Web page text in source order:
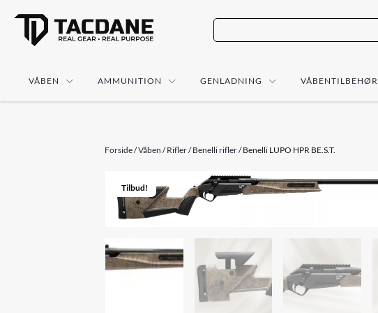
VÅBEN AMMUNITION GENLADNING VÅBENTILBEHØR
Forside/Våben /Rifler/Benelli rifler/ Benelli LUPO HPR BE.S.T.
Tilbud!